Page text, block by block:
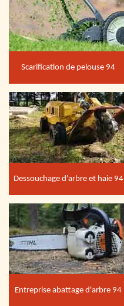
Scarification de pelouse 94
Dessouchage d'arbre et haie 94
Entreprise abattage d'arbre 94